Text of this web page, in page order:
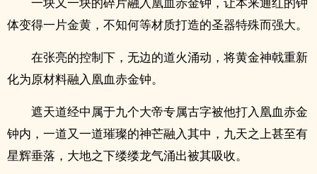
体变得一片金黄，不知何等材质打造的圣器特殊而强大。
在张亮的控制下，无边的道火涌动，将黄金神戟重新
化为原材料融入凰血赤金钟。
遮天道经中属于九个大帝专属古字被他打入凰血赤金
钟内，一道又一道璀璨的神芒融入其中，九天之上甚至有
星辉垂落，大地之下缕缕龙气涌出被其吸收。